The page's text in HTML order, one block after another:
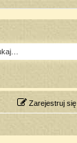
Zarejestruj się